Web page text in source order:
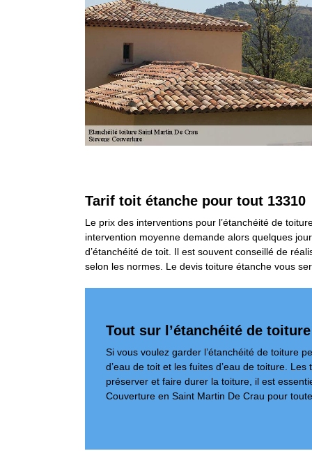
Tarif toit étanche pour tout 13310
Le prix des interventions pour l’étanchéité de
intervention moyenne demande alors quelques
d’étanchéité de toit. Il est souvent conseillé de
selon les normes. Le devis toiture étanche vous
Tout sur l’étanchéité de toiture
Si vous voulez garder l’étanchéité de toiture
d’eau de toit et les fuites d’eau de toiture.
préserver et faire durer la toiture, il est
Couverture en Saint Martin De Crau pour